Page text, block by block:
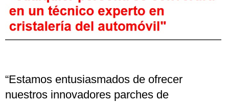
“Estamos entusiasmados de ofrecer
nuestros innovadores parches de